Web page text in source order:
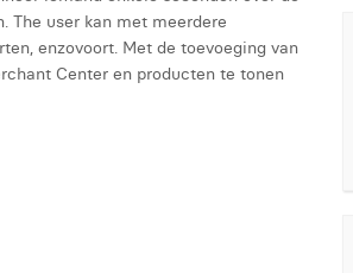
The user kan met meerdere
enzovoort. Met de toevoeging van
Center en producten te tonen